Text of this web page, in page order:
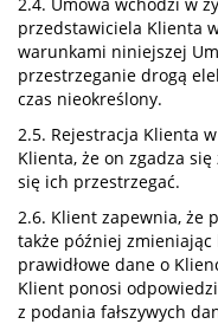
przedstawiciela Klienta
warunkami niniejszej
przestrzeganie drogą
czas nieokreślony.
2.5. Rejestracja Klienta
Klienta, że on zgadza
się ich przestrzegać.
2.6. Klient zapewnia, że
także później
prawidłowe dane o
Klient ponosi
z podania fałszywych